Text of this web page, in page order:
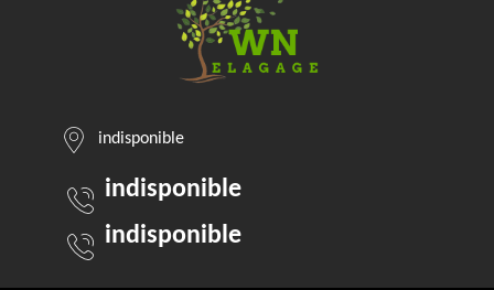
indisponible
indisponible
indisponible